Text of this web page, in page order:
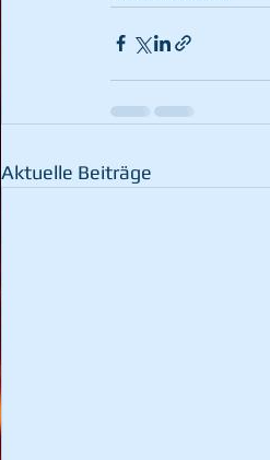
Aktuelle Beiträge